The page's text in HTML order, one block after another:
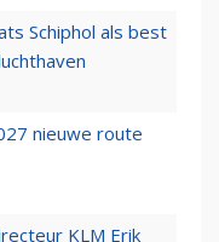
Schiphol als best
nieuwe route
KLM Erik